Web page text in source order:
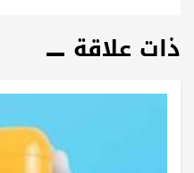
ذات علاقة